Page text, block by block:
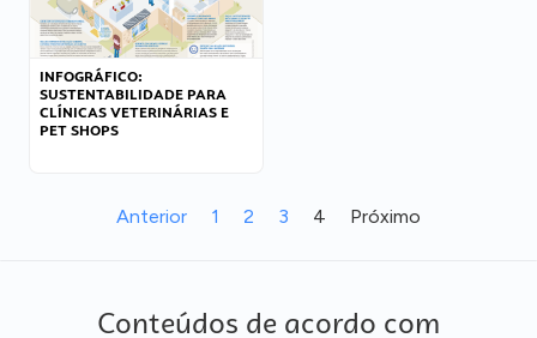
INFOGRÁFICO:
SUSTENTABILIDADE PARA
CLÍNICAS VETERINÁRIAS E
PET SHOPS
Anterior 1 2 3 4 Próximo
Conteúdos de acordo com